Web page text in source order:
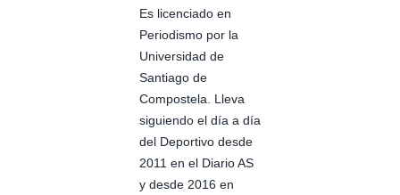
Es licenciado en
Periodismo por la
Universidad de
Santiago de
Compostela. Lleva
siguiendo el día a día
del Deportivo desde
2011 en el Diario AS
y desde 2016 en